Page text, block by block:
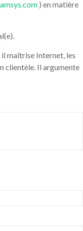
) en matière
il maîtrise Internet, les
clientèle. Il argumente